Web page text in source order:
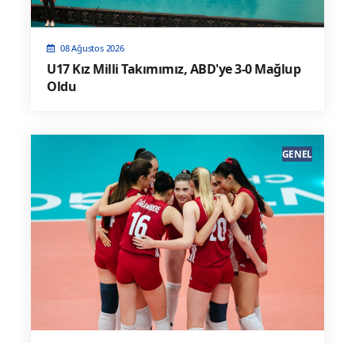
08 Ağustos 2026
U17 Kız Milli Takımımız, ABD'ye 3-0 Mağlup
Oldu
GENEL